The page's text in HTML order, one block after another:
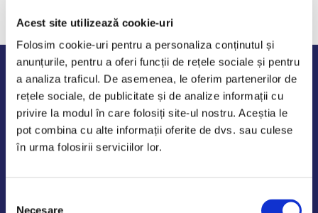
Acest site utilizează cookie-uri
Folosim cookie-uri pentru a personaliza conținutul și
anunțurile, pentru a oferi funcții de rețele sociale și pentru
a analiza traficul. De asemenea, le oferim partenerilor de
rețele sociale, de publicitate și de analize informații cu
privire la modul în care folosiți site-ul nostru. Aceștia le
pot combina cu alte informații oferite de dvs. sau culese
în urma folosirii serviciilor lor.
Necesare
Program de lucru
Luni - Vineri: 09:00-18:00
Sambata - Duminica: 10:00-14:00